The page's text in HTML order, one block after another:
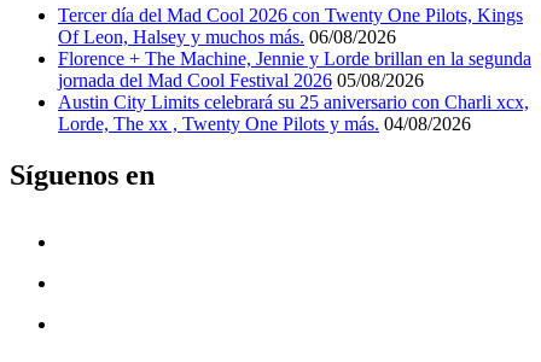
Tercer día del Mad Cool 2026 con Twenty One Pilots, Kings
Of Leon, Halsey y muchos más. 06/08/2026
Florence + The Machine, Jennie y Lorde brillan en la segunda
jornada del Mad Cool Festival 2026 05/08/2026
Austin City Limits celebrará su 25 aniversario con Charli xcx,
Lorde, The xx , Twenty One Pilots y más. 04/08/2026
Síguenos en